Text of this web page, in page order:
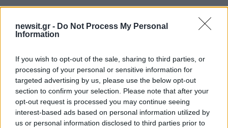
newsit.gr - Do Not Process My Personal
Information
If you wish to opt-out of the sale, sharing to third parties, or
processing of your personal or sensitive information for
targeted advertising by us, please use the below opt-out
section to confirm your selection. Please note that after your
opt-out request is processed you may continue seeing
interest-based ads based on personal information utilized by
us or personal information disclosed to third parties prior to
Μιχάλης Γιαννάκος: «Ο γιατρός
τίθεται σε αργία, οι εκβιασμοί δεν
περνάνε»
Την άποψή του για τα όσα συνέβησαν εξέφρασε
στοnewsit.grο πρόεδρος της ΠΟΕΔΗΝ,
Μιχάλης Γιαννάκος, καλώντας τους πολίτες να
καταγγέλλουν τέτοιου είδους περιστατικά.